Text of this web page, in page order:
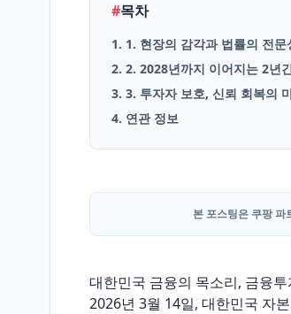
#목차
1. 1. 현장의 감각과 법률의 전
2. 2. 2028년까지 이어지는 2년
3. 3. 투자자 보호, 신뢰 회복의
4. 연관 정보
본 포스팅은 쿠팡 파
대한민국 금융의 목소리, 금융
2026년 3월 14일, 대한민국 자